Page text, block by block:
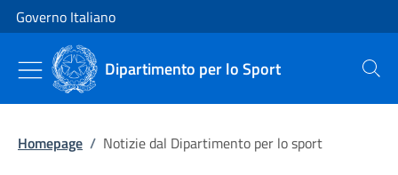
Vai al contenuto
Vai alla navigazione del sito
Governo Italiano
Dipartimento per lo Sport Cerca
Homepage / Notizie dal Dipartimento per lo sport